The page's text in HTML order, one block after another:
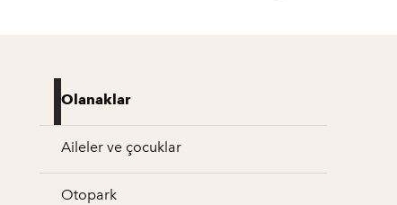
Olanaklar
Aileler ve çocuklar
Otopark